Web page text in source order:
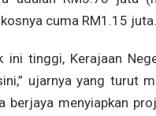
cuma RM1.15 juta.
tinggi, Kerajaan
ujarnya yang turut
berjaya menyiapkan